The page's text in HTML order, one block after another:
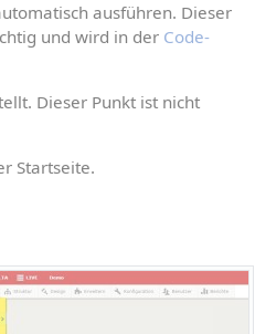
ausführen. Dieser
und wird in der Code-
Dieser Punkt ist nicht
Startseite.